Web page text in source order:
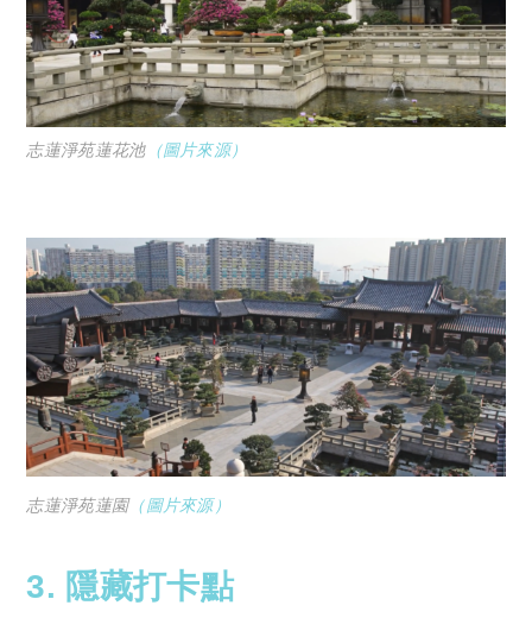
志蓮淨苑蓮花池（圖片來源）
志蓮淨苑蓮園（圖片來源）
3. 隱藏打卡點